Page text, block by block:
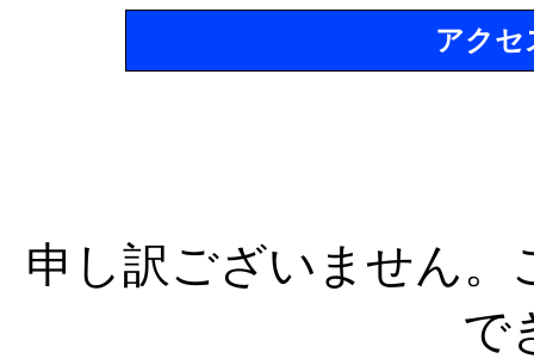
アクセ
申し訳ございません
で